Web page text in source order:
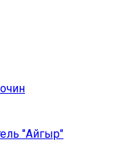
"Айгыр"